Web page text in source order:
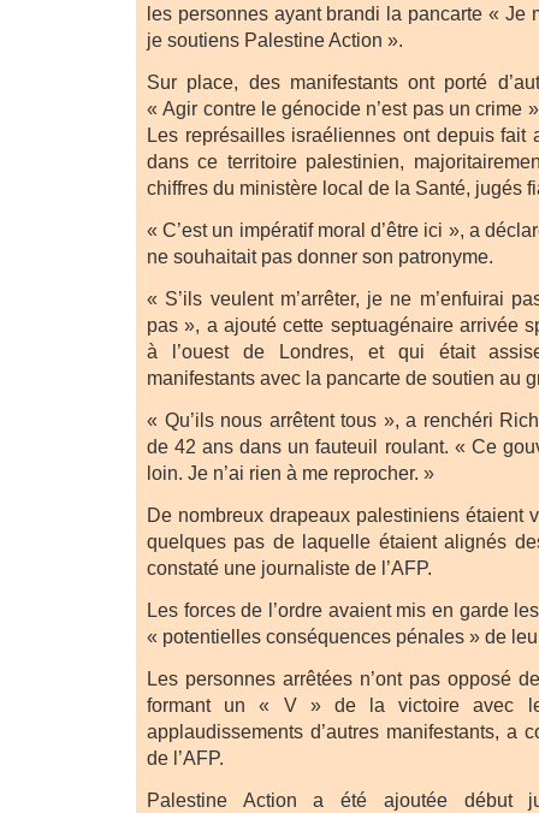
les personnes ayant brandi la pancarte « Je
je soutiens Palestine Action ».
Sur place, des manifestants ont porté
« Agir contre le génocide n’est pas un crime
Les représailles israéliennes ont depuis fait
dans ce territoire palestinien,
chiffres du ministère local de la Santé, jugés
« C’est un impératif moral d’être ici », a
ne souhaitait pas donner son patronyme.
« S’ils veulent m’arrêter, je ne m’enfuirai
pas », a ajouté cette septuagénaire arrivée
à l’ouest de Londres, et qui était
manifestants avec la pancarte de soutien au
« Qu’ils nous arrêtent tous », a renchéri
de 42 ans dans un fauteuil roulant. « Ce
loin. Je n’ai rien à me reprocher. »
De nombreux drapeaux palestiniens étaient
quelques pas de laquelle étaient alignés
constaté une journaliste de l’AFP.
Les forces de l’ordre avaient mis en garde
« potentielles conséquences pénales » de
Les personnes arrêtées n’ont pas opposé
formant un « V » de la victoire avec
applaudissements d’autres manifestants, a
de l’AFP.
Palestine Action a été ajoutée